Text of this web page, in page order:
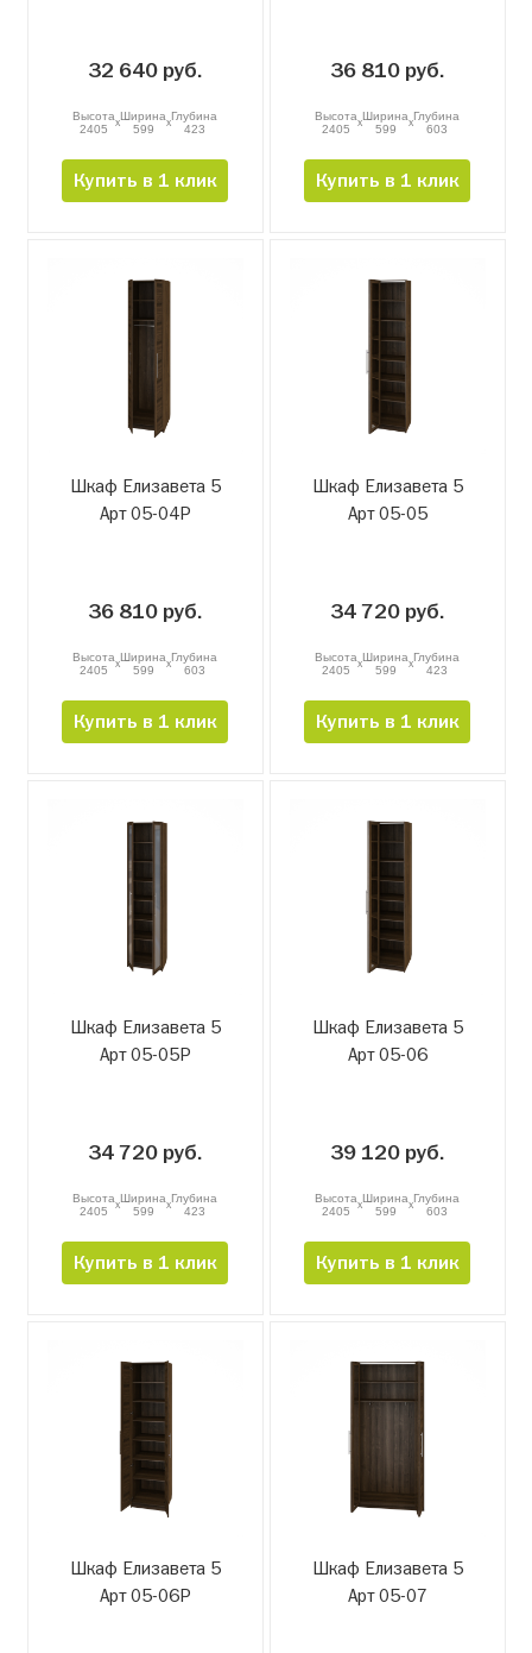
32 640 руб.
Высота
2405
xШирина
599
xГлубина
423
Купить в 1 клик
36 810 руб.
Высота
2405
xШирина
599
xГлубина
603
Купить в 1 клик
Шкаф Елизавета 5
Арт 05-04Р
36 810 руб.
Высота
2405
xШирина
599
xГлубина
603
Купить в 1 клик
Шкаф Елизавета 5
Арт 05-05
34 720 руб.
Высота
2405
xШирина
599
xГлубина
423
Купить в 1 клик
Шкаф Елизавета 5
Арт 05-05Р
34 720 руб.
Высота
2405
xШирина
599
xГлубина
423
Купить в 1 клик
Шкаф Елизавета 5
Арт 05-06
39 120 руб.
Высота
2405
xШирина
599
xГлубина
603
Купить в 1 клик
Шкаф Елизавета 5
Арт 05-06Р
Шкаф Елизавета 5
Арт 05-07